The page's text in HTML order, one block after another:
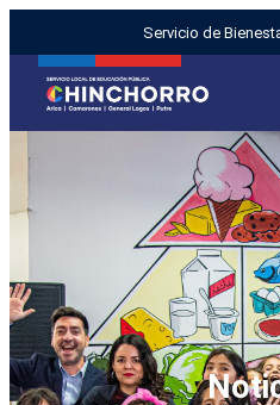
Servicio de